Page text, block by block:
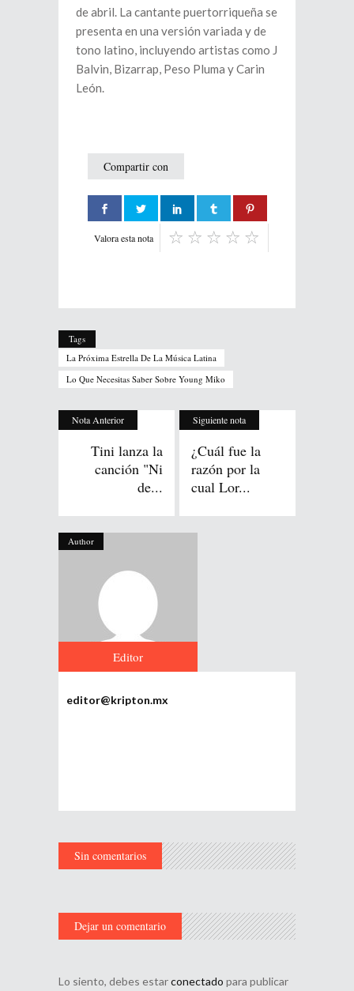
de abril. La cantante puertorriqueña se
presenta en una versión variada y de
tono latino, incluyendo artistas como J
Balvin, Bizarrap, Peso Pluma y Carin
León.
Compartir con
Valora esta nota
Tags
La Próxima Estrella De La Música Latina
Lo Que Necesitas Saber Sobre Young Miko
Nota Anterior
Tini lanza la
canción "Ni
de...
Siguiente nota
¿Cuál fue la
razón por la
cual Lor...
Author
Editor
editor@kripton.mx
Sin comentarios
Dejar un comentario
Lo siento, debes estarconectado para publicar